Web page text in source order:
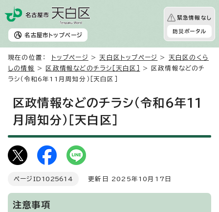
名古屋市 トップページ
緊急情報なし
防災ポータル
現在の位置： トップページ >天白区トップページ > 天白区のくら
しの情報
> 区政情報などのチラシ［天白区］
> 区政情報などのチ
ラシ（令和6年11月周知分）［天白区］
区政情報などのチラシ（令和6年11
月周知分）［天白区］
ページID 1025614 更新日 2025年10月17日
注意事項